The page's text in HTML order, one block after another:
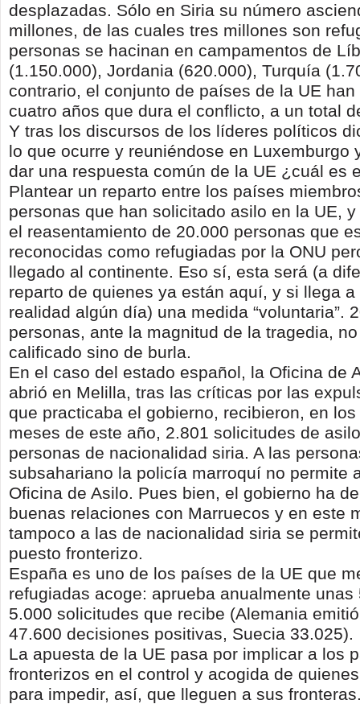
desplazadas. Sólo en Siria su número
millones, de las cuales tres millones son
personas se hacinan en campamentos de
(1.150.000), Jordania (620.000), Turquía
contrario, el conjunto de países de la UE
cuatro años que dura el conflicto, a un total
Y tras los discursos de los líderes políticos
lo que ocurre y reuniéndose en Luxemburgo
dar una respuesta común de la UE ¿cuál es
Plantear un reparto entre los países
personas que han solicitado asilo en la UE,
el reasentamiento de 20.000 personas que
reconocidas como refugiadas por la ONU
llegado al continente. Eso sí, esta será (a
reparto de quienes ya están aquí, y si llega a
realidad algún día) una medida “voluntaria”.
personas, ante la magnitud de la tragedia,
calificado sino de burla.
En el caso del estado español, la Oficina de
abrió en Melilla, tras las críticas por las
que practicaba el gobierno, recibieron, en
meses de este año, 2.801 solicitudes de
personas de nacionalidad siria. A las
subsahariano la policía marroquí no permite
Oficina de Asilo. Pues bien, el gobierno ha
buenas relaciones con Marruecos y en este
tampoco a las de nacionalidad siria se
puesto fronterizo.
España es uno de los países de la UE que
refugiadas acoge: aprueba anualmente unas
5.000 solicitudes que recibe (Alemania
47.600 decisiones positivas, Suecia 33.025).
La apuesta de la UE pasa por implicar a los
fronterizos en el control y acogida de
para impedir, así, que lleguen a sus